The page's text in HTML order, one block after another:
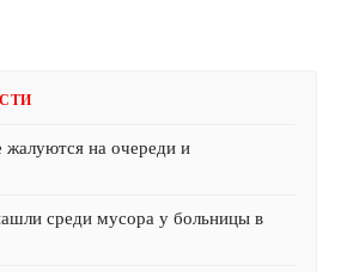
жалуются на очереди и
среди мусора у больницы в